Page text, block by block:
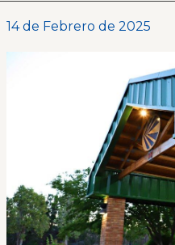
14 de Febrero de 2025